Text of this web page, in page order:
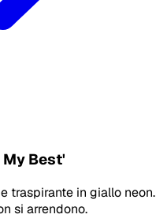
My Best'
traspirante in giallo neon.
si arrendono.